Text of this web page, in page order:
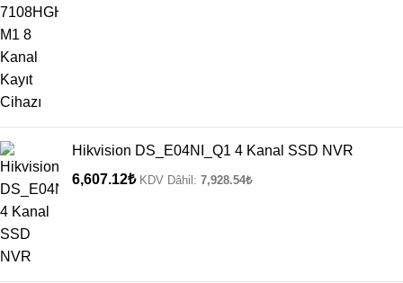
Hikvision DS_E04NI_Q1 4 Kanal SSD NVR
6,607.12₺ KDV Dâhil: 7,928.54₺